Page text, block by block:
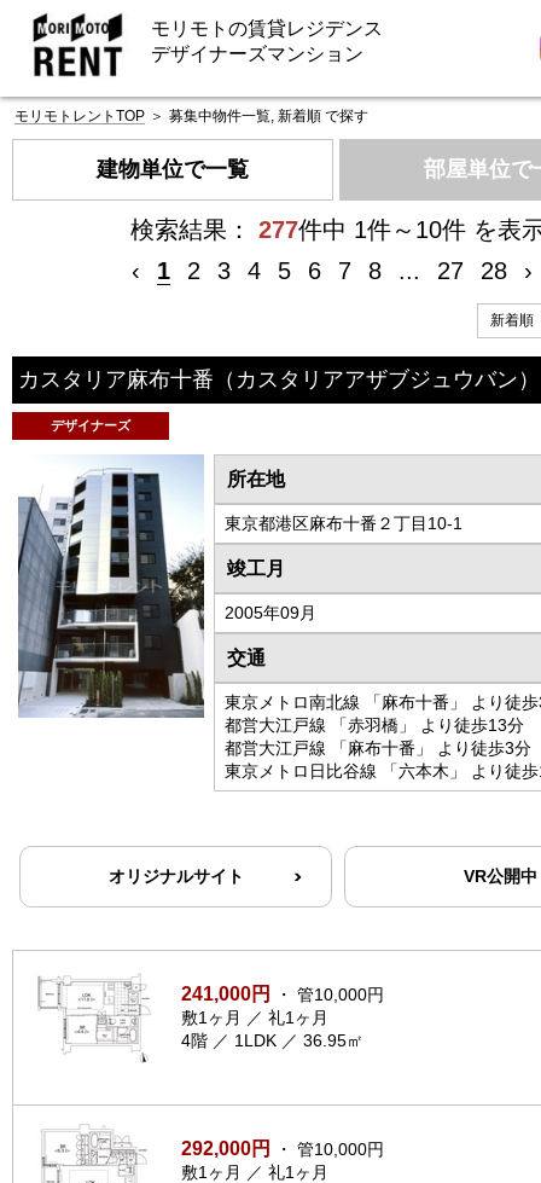
モリモトの賃貸レジデンス
デザイナーズマンション
モリモトレントTOP ＞ 募集中物件一覧, 新着順 で探す
建物単位で一覧 部屋単位で
検索結果： 277件中 1件～10件 を表
‹
1 2 3 4 5 6 7 8 ... 27 28 ›
カスタリア麻布十番 （カスタリアアザブジュウバン）
デザイナーズ
所在地
東京都港区麻布十番２丁目10-1
竣工月
2005年09月
交通
東京メトロ南北線 「麻布十番」 より徒
都営大江戸線 「赤羽橋」 より徒歩13分
都営大江戸線 「麻布十番」 より徒歩3分
東京メトロ日比谷線 「六本木」 より徒
オリジナルサイト VR公開中
241,000円
・ 管10,000円
敷1ヶ月 ／ 礼1ヶ月
4階 ／ 1LDK ／ 36.95㎡
292,000円
・ 管10,000円
敷1ヶ月 ／ 礼1ヶ月